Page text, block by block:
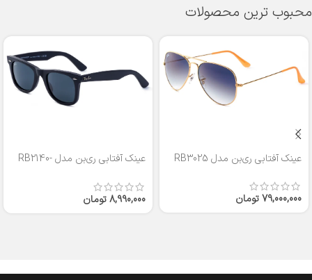
محبوب ترین محصولات
عینک آفتابی ری‌بن مدل RB3025
79,000,000تومان
عینک آفتابی ری‌بن مدل RB2140-
8,990,000تومان